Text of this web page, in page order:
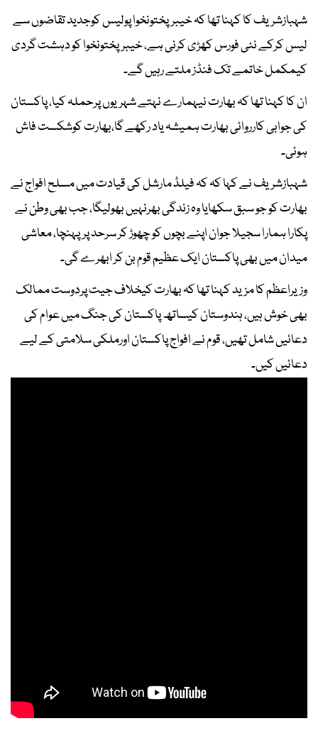
شہبازشریف کا کہنا تھا کہ خیبرپختونخوا پولیس کوجدید تقاضوں سے
لیس کرکے نئی فورس کھڑی کرنی ہے، خیبرپختونخوا کو دہشت گردی
کیمکمل خاتمے تک فنڈز ملتے رہیں گے۔
ان کا کہنا تھا کہ بھارت نیہمارے نہتے شہریوں پرحملہ کیا، پاکستان
کی جوابی کارروائی بھارت ہمیشہ یاد رکھے گا،بھارت کوشکست فاش
ہوئی۔
شہبازشریف نے کہا کہ کہ فیلڈ مارشل کی قیادت میں مسلح افواج نے
بھارت کو جو سبق سکھایا وہ زندگی بھرنہیں بھولیگا، جب بھی وطن نے
پکارا ہمارا سجیلا جوان اپنے بچوں کو چھوڑ کر سرحد پرپہنچا، معاشی
میدان میں بھی پاکستان ایک عظیم قوم بن کر ابھرے گی۔
وزیراعظم کا مزید کہنا تھا کہ بھارت کیخلاف جیت پردوست ممالک
بھی خوش ہیں، ہندوستان کیساتھ پاکستان کی جنگ میں عوام کی
دعائیں شامل تھیں، قوم نے افواج پاکستان اورملکی سلامتی کے لیے
دعائیں کیں۔